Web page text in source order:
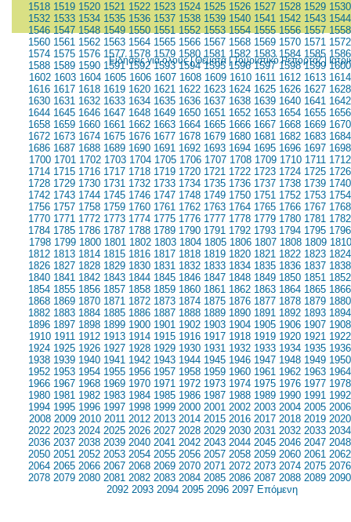
1518 1519 1520 1521 1522 1523 1524 1525 1526 1527 1528 1529 1530
1532 1533 1534 1535 1536 1537 1538 1539 1540 1541 1542 1543 1544
1546 1547 1548 1549 1550 1551 1552 1553 1554 1555 1556 1557 1558
1560 1561 1562 1563 1564 1565 1566 1567 1568 1569 1570 1571 1572
1574 1575 1576 1577 1578 1579 1580 1581 1582 1583 1584 1585 1586
1588 1589 1590 1591 1592 1593 1594 1595 1596 1597 1598 1599 1600
1602 1603 1604 1605 1606 1607 1608 1609 1610 1611 1612 1613 1614
1616 1617 1618 1619 1620 1621 1622 1623 1624 1625 1626 1627 1628
1630 1631 1632 1633 1634 1635 1636 1637 1638 1639 1640 1641 1642
1644 1645 1646 1647 1648 1649 1650 1651 1652 1653 1654 1655 1656
1658 1659 1660 1661 1662 1663 1664 1665 1666 1667 1668 1669 1670
1672 1673 1674 1675 1676 1677 1678 1679 1680 1681 1682 1683 1684
1686 1687 1688 1689 1690 1691 1692 1693 1694 1695 1696 1697 1698
1700 1701 1702 1703 1704 1705 1706 1707 1708 1709 1710 1711 1712
1714 1715 1716 1717 1718 1719 1720 1721 1722 1723 1724 1725 1726
1728 1729 1730 1731 1732 1733 1734 1735 1736 1737 1738 1739 1740
1742 1743 1744 1745 1746 1747 1748 1749 1750 1751 1752 1753 1754
1756 1757 1758 1759 1760 1761 1762 1763 1764 1765 1766 1767 1768
1770 1771 1772 1773 1774 1775 1776 1777 1778 1779 1780 1781 1782
1784 1785 1786 1787 1788 1789 1790 1791 1792 1793 1794 1795 1796
1798 1799 1800 1801 1802 1803 1804 1805 1806 1807 1808 1809 1810
1812 1813 1814 1815 1816 1817 1818 1819 1820 1821 1822 1823 1824
1826 1827 1828 1829 1830 1831 1832 1833 1834 1835 1836 1837 1838
1840 1841 1842 1843 1844 1845 1846 1847 1848 1849 1850 1851 1852
1854 1855 1856 1857 1858 1859 1860 1861 1862 1863 1864 1865 1866
1868 1869 1870 1871 1872 1873 1874 1875 1876 1877 1878 1879 1880
1882 1883 1884 1885 1886 1887 1888 1889 1890 1891 1892 1893 1894
1896 1897 1898 1899 1900 1901 1902 1903 1904 1905 1906 1907 1908
1910 1911 1912 1913 1914 1915 1916 1917 1918 1919 1920 1921 1922
1924 1925 1926 1927 1928 1929 1930 1931 1932 1933 1934 1935 1936
1938 1939 1940 1941 1942 1943 1944 1945 1946 1947 1948 1949 1950
1952 1953 1954 1955 1956 1957 1958 1959 1960 1961 1962 1963 1964
1966 1967 1968 1969 1970 1971 1972 1973 1974 1975 1976 1977 1978
1980 1981 1982 1983 1984 1985 1986 1987 1988 1989 1990 1991 1992
1994 1995 1996 1997 1998 1999 2000 2001 2002 2003 2004 2005 2006
2008 2009 2010 2011 2012 2013 2014 2015 2016 2017 2018 2019 2020
2022 2023 2024 2025 2026 2027 2028 2029 2030 2031 2032 2033 2034
2036 2037 2038 2039 2040 2041 2042 2043 2044 2045 2046 2047 2048
2050 2051 2052 2053 2054 2055 2056 2057 2058 2059 2060 2061 2062
2064 2065 2066 2067 2068 2069 2070 2071 2072 2073 2074 2075 2076
2078 2079 2080 2081 2082 2083 2084 2085 2086 2087 2088 2089 2090
2092 2093 2094 2095 2096 2097 Επόμενη
Ειδήσεις για όλους|Θέματα|Τουριστικό Ρεπορτάζ|